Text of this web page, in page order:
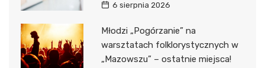
6 sierpnia 2026
Młodzi „Pogórzanie” na
warsztatach folklorystycznych w
„Mazowszu” – ostatnie miejsca!